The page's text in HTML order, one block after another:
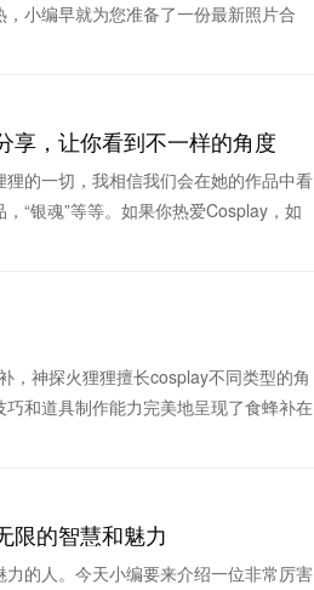
小编早就为您准备了一份最新照片合
享，让你看到不一样的角度
的一切，我相信我们会在她的作品中看
“银魂”等等。如果你热爱Cosplay，如
，神探火狸狸擅长cosplay不同类型的角
和道具制作能力完美地呈现了食蜂补在
限的智慧和魅力
的人。今天小编要来介绍一位非常厉害